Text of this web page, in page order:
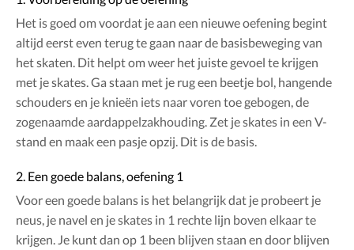
Het is goed om voordat je aan een nieuwe oefening begint
altijd eerst even terug te gaan naar de basisbeweging van
het skaten. Dit helpt om weer het juiste gevoel te krijgen
met je skates. Ga staan met je rug een beetje bol, hangende
schouders en je knieën iets naar voren toe gebogen, de
zogenaamde aardappelzakhouding. Zet je skates in een V-
stand en maak een pasje opzij. Dit is de basis.
2. Een goede balans, oefening 1
Voor een goede balans is het belangrijk dat je probeert je
neus, je navel en je skates in 1 rechte lijn boven elkaar te
krijgen. Je kunt dan op 1 been blijven staan en door blijven